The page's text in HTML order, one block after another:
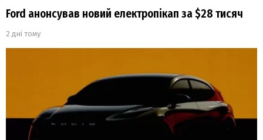
Ford анонсував новий електропікап за $28 тисяч
2 дні тому